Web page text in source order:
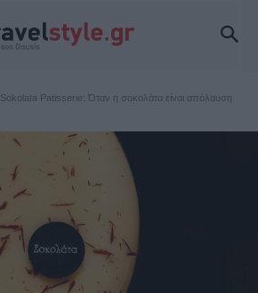
Sokolata Patisserie: Όταν η σοκολάτα είναι απόλαυση